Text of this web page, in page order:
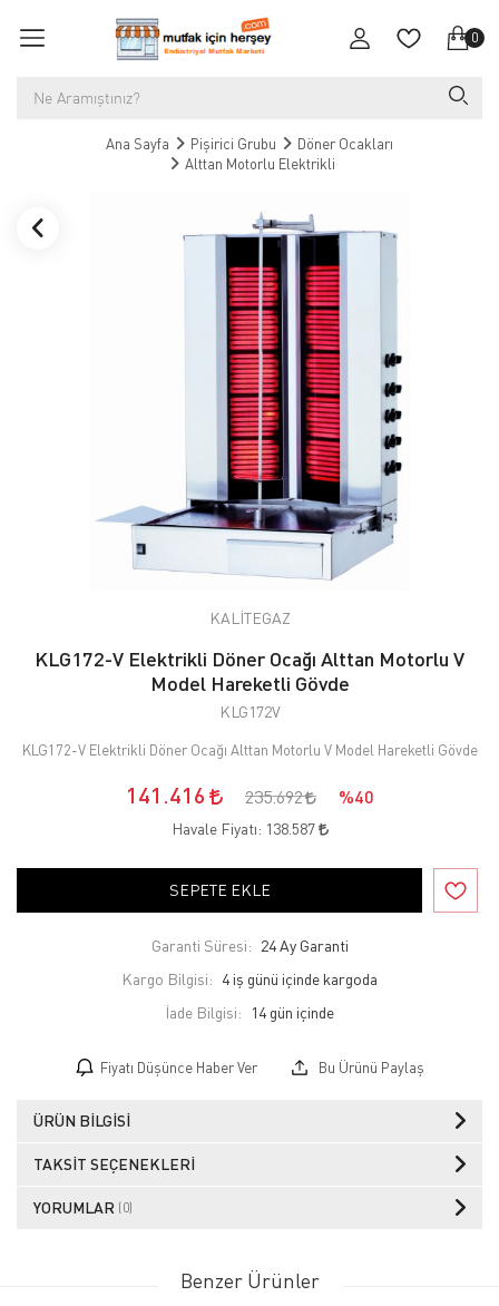
0
Ana Sayfa Pişirici Grubu
Döner Ocakları
Alttan Motorlu Elektrikli
KALİTEGAZ
KLG172-V Elektrikli Döner Ocağı Alttan Motorlu V
Model Hareketli Gövde
KLG172V
KLG172-V Elektrikli Döner Ocağı Alttan Motorlu V Model Hareketli Gövde
141.416 235.692 %40
Havale Fiyatı: 138.587
SEPETE EKLE
Garanti Süresi: 24 Ay Garanti
Kargo Bilgisi: 4 iş günü içinde kargoda
İade Bilgisi:
Fiyatı Düşünce Haber Ver Bu Ürünü Paylaş
ÜRÜN BILGISI
TAKSIT SEÇENEKLERI
YORUMLAR (0)
Benzer Ürünler